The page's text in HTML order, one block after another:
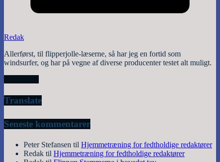
Redak
Allerførst, til flipperjolle-læserne, så har jeg en fortid som
windsurfer, og har på vegne af diverse producenter testet alt muligt.
Translate
Seneste kommentarer
Peter Stefansen til Hjemmetræning for fedtholdige redaktører
Redak til Hjemmetræning for fedtholdige redaktører